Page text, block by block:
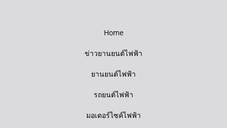
Home
ข่าวยานยนต์ไฟฟ้า
ยานยนต์ไฟฟ้า
รถยนต์ไฟฟ้า
มอเตอร์ไซค์ไฟฟ้า